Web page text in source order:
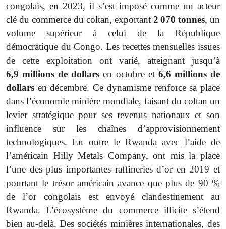
congolais, en 2023, il s’est imposé comme un acteur
clé du commerce du coltan, exportant 2 070 tonnes, un
volume supérieur à celui de la République
démocratique du Congo. Les recettes mensuelles issues
de cette exploitation ont varié, atteignant jusqu’à
6,9 millions de dollars en octobre et 6,6 millions de
dollars en décembre. Ce dynamisme renforce sa place
dans l’économie minière mondiale, faisant du coltan un
levier stratégique pour ses revenus nationaux et son
influence sur les chaînes d’approvisionnement
technologiques. En outre le Rwanda avec l’aide de
l’américain Hilly Metals Company, ont mis la place
l’une des plus importantes raffineries d’or en 2019 et
pourtant le trésor américain avance que plus de 90 %
de l’or congolais est envoyé clandestinement au
Rwanda. L’écosystème du commerce illicite s’étend
bien au-delà. Des sociétés minières internationales, des